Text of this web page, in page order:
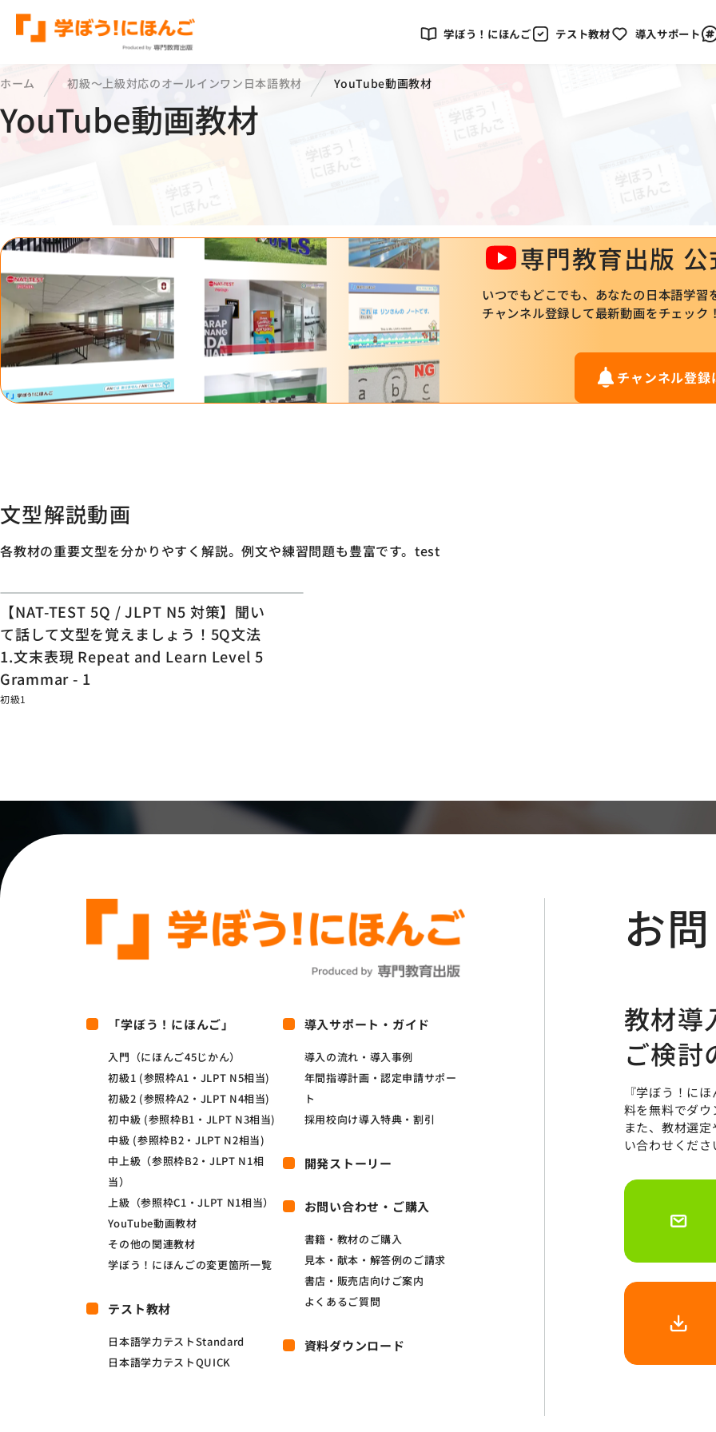
学ぼう！にほんご テスト教材 導入サポート
ホーム 初級〜上級対応のオールインワン日本語教材 YouTube動画教材
YouTube動画教材
専門教育出版
いつでもどこでも、あなたの日本語学習
チャンネル登録して最新動画をチェック
チャンネル登録
文型解説動画
各教材の重要文型を分かりやすく解説。例文や練習問題も豊富です。test
【NAT-TEST 5Q / JLPT N5 対策】聞い
て話して文型を覚えましょう！5Q文法
1.文末表現 Repeat and Learn Level 5
Grammar - 1
初級1
「学ぼう！にほんご」
入門（にほんご45じかん）
初級1 (参照枠A1・JLPT N5相当)
初級2 (参照枠A2・JLPT N4相当)
初中級 (参照枠B1・JLPT N3相当)
中級 (参照枠B2・JLPT N2相当)
中上級（参照枠B2・JLPT N1相
当）
上級（参照枠C1・JLPT N1相当）
YouTube動画教材
その他の関連教材
学ぼう！にほんごの変更箇所一覧
テスト教材
日本語学力テストStandard
日本語学力テストQUICK
導入サポート・ガイド
導入の流れ・導入事例
年間指導計画・認定申請サポー
ト
採用校向け導入特典・割引
開発ストーリー
お問い合わせ・ご購入
書籍・教材のご購入
見本・献本・解答例のご請求
書店・販売店向けご案内
よくあるご質問
資料ダウンロード
お
教材導
ご検討
『学ぼう！に
料を無料でダ
また、教材選
い合わせくださ